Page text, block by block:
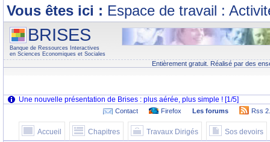
Vous êtes ici : Espace de travail :
BRISES
Banque de Ressources Interactives
en Sciences Economiques et Sociales
Entièrement gratuit. Réalisé par des
Contact Firefox Les forums Rss
Accueil Chapitres Travaux Dirigés Sos devoirs